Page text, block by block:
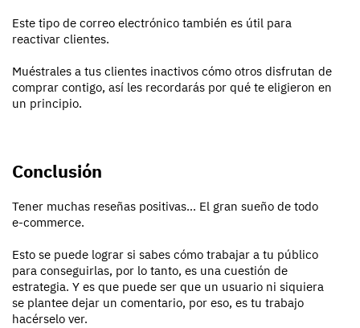
Este tipo de correo electrónico también es útil para
reactivar clientes.
Muéstrales a tus clientes inactivos cómo otros disfrutan de
comprar contigo, así les recordarás por qué te eligieron en
un principio.
Conclusión
Tener muchas reseñas positivas… El gran sueño de todo
e-commerce.
Esto se puede lograr si sabes cómo trabajar a tu público
para conseguirlas, por lo tanto, es una cuestión de
estrategia. Y es que puede ser que un usuario ni siquiera
se plantee dejar un comentario, por eso, es tu trabajo
hacérselo ver.